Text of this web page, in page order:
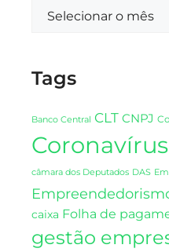
Tags
Banco Central CLT CNPJ
Coronavírus
câmara dos Deputados DAS
caixa Folha de
gestão